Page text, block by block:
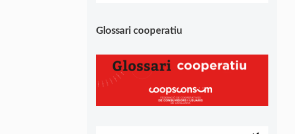
Glossari cooperatiu